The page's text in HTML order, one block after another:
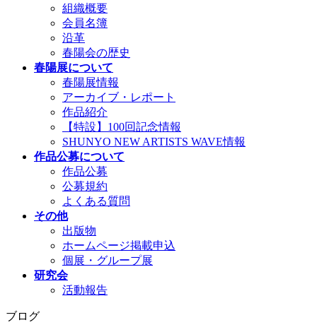
組織概要
会員名簿
沿革
春陽会の歴史
春陽展について
春陽展情報
アーカイブ・レポート
作品紹介
【特設】100回記念情報
SHUNYO NEW ARTISTS WAVE情報
作品公募について
作品公募
公募規約
よくある質問
その他
出版物
ホームページ掲載申込
個展・グループ展
研究会
活動報告
ブログ